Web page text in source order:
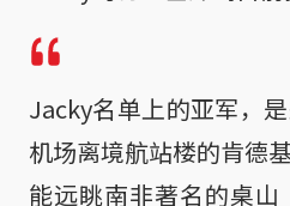
Jacky名单上的亚军，
机场离境航站楼的肯德
能远眺南非著名的桌山